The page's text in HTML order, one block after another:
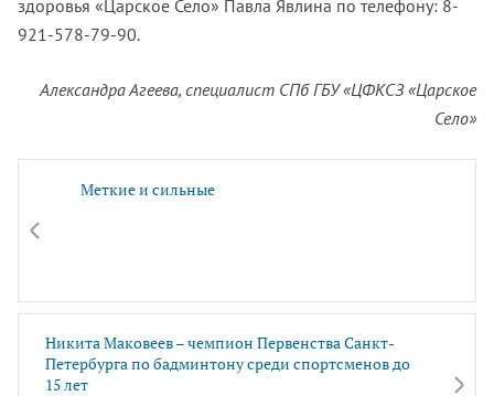
здоровья «Царское Село» Павла Явлина по телефону: 8-
921-578-79-90.
Александра Агеева, специалист СПб ГБУ «ЦФКСЗ «Царское
Село»
Меткие и сильные
Никита Маковеев – чемпион Первенства Санкт-
Петербурга по бадминтону среди спортсменов до
15 лет